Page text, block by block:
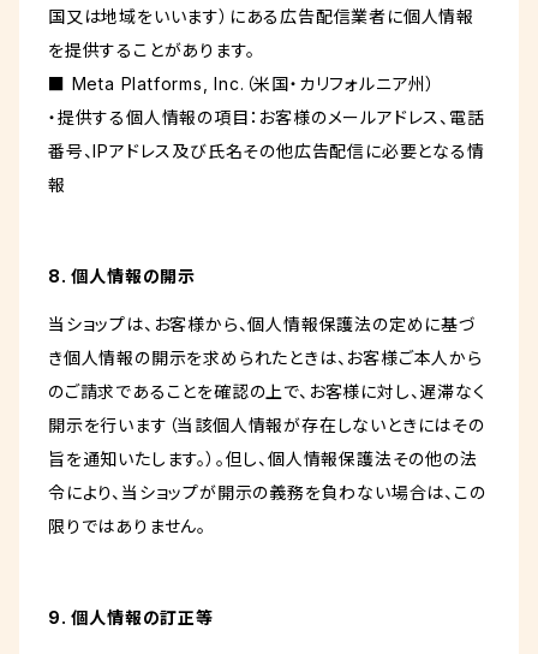
国又は地域をいいます）にある広告配信業者に個人情報
を提供することがあります。
■ Meta Platforms, Inc.（米国・カリフォルニア州）
・提供する個人情報の項目：お客様のメールアドレス、電話
番号、IPアドレス及び氏名その他広告配信に必要となる情
報
8. 個人情報の開示
当ショップは、お客様から、個人情報保護法の定めに基づ
き個人情報の開示を求められたときは、お客様ご本人から
のご請求であることを確認の上で、お客様に対し、遅滞なく
開示を行います（当該個人情報が存在しないときにはその
旨を通知いたします。）。但し、個人情報保護法その他の法
令により、当ショップが開示の義務を負わない場合は、この
限りではありません。
9. 個人情報の訂正等